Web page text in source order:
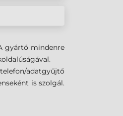
gyártó mindenre
adatgyűjtő
is szolgál.